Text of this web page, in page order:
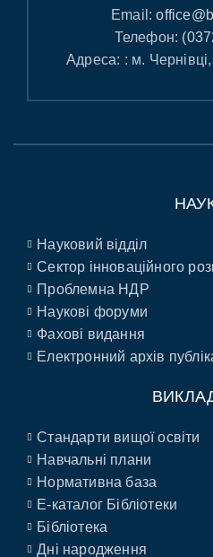
Email:
Телефон:
Адреса: : м.
Науковий відділ
Сектор інноваційного
Проблемна НДР
Наукові форуми
Фахові видання
Електронний архів
Стандарти вищої освіти
Навчальні плани
Нормативна база
E-каталог Бібліотеки
Бібліотека
Дні народження